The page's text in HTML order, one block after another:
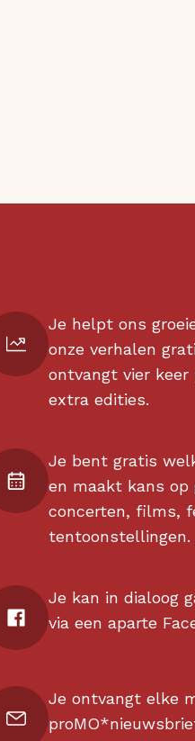
Je helpt ons
onze verhalen
ontvangt vier keer
extra edities.
Je bent gratis
en maakt kans
concerten, films,
tentoonstellingen.
Je kan in dialoog
via een aparte
Je ontvangt elke